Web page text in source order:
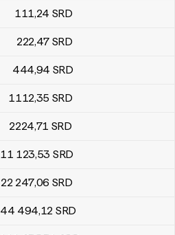
111,24 SRD
222,47 SRD
444,94 SRD
1112,35 SRD
2224,71 SRD
11 123,53 SRD
22 247,06 SRD
44 494,12 SRD